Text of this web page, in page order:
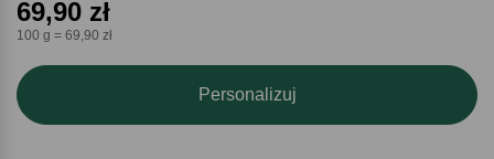
69,90 zł
100 g = 69,90 zł
Personalizuj